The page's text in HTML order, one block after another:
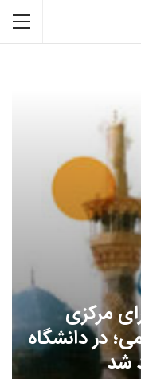
مرکزی
در دانشگاه
شد